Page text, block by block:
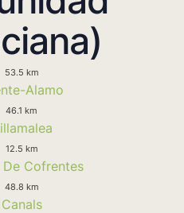
53.5 km
Alamo
46.1 km
12.5 km
De Cofrentes
48.8 km
Canals